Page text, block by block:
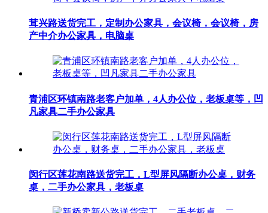
茸兴路送货完工，定制办公家具，会议椅，会议椅，房
产中介办公家具，电脑桌
青浦区环镇南路老客户加单，4人办公位，老板桌等，凹
凡家具二手办公家具
闵行区莲花南路送货完工，L型屏风隔断办公桌，财务
桌，二手办公家具，老板桌